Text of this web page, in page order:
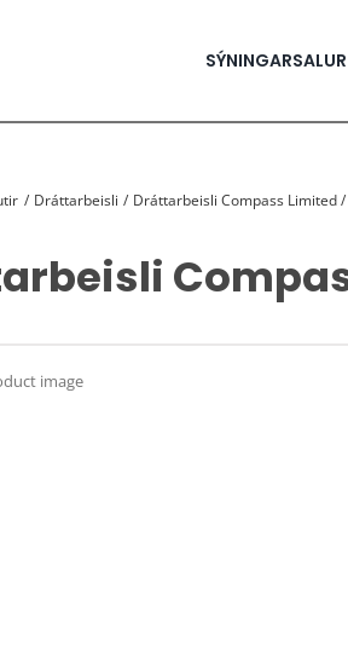
SÝNINGARSALUR
Dráttarbeisli Dráttarbeisli Compass Limited